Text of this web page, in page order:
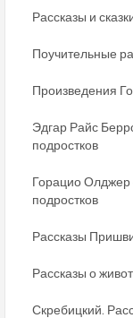
Рассказы и
Поучительные
Произведения
Эдгар Райс
подростков
Горацио Олджер
подростков
Рассказы
Рассказы о
Скребицкий.